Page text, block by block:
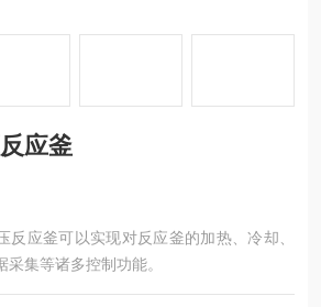
应釜
反应釜可以实现对反应釜的加热、冷却、
集等诸多控制功能。